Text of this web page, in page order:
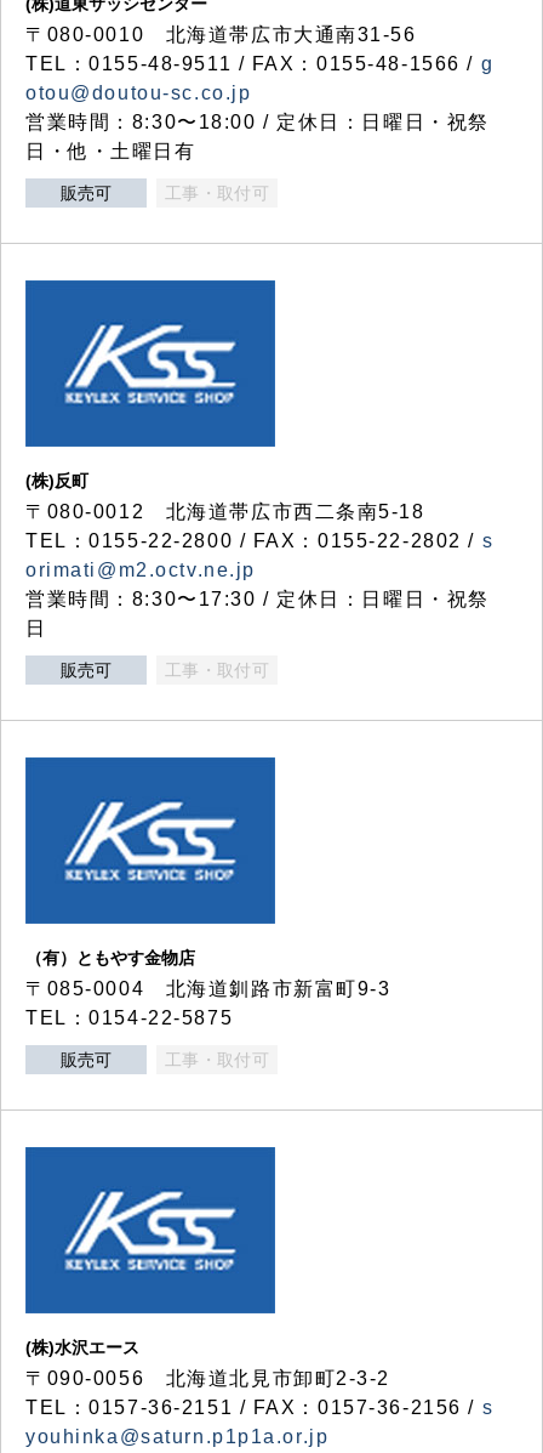
〒080-0010 北海道帯広市大通南31-56
TEL：0155-48-9511 / FAX：0155-48-1566 / g
otou@doutou-sc.co.jp
営業時間：8:30〜18:00 / 定休日：日曜日・祝祭
日・他・土曜日有
販売可 工事・取付可
(株)反町
〒080-0012 北海道帯広市西二条南5-18
TEL：0155-22-2800 / FAX：0155-22-2802 / s
orimati@m2.octv.ne.jp
営業時間：8:30〜17:30 / 定休日：日曜日・祝祭
日
販売可 工事・取付可
（有）ともやす金物店
〒085-0004 北海道釧路市新富町9-3
TEL：0154-22-5875
販売可 工事・取付可
(株)水沢エース
〒090-0056 北海道北見市卸町2-3-2
TEL：0157-36-2151 / FAX：0157-36-2156 / s
youhinka@saturn.p1p1a.or.jp